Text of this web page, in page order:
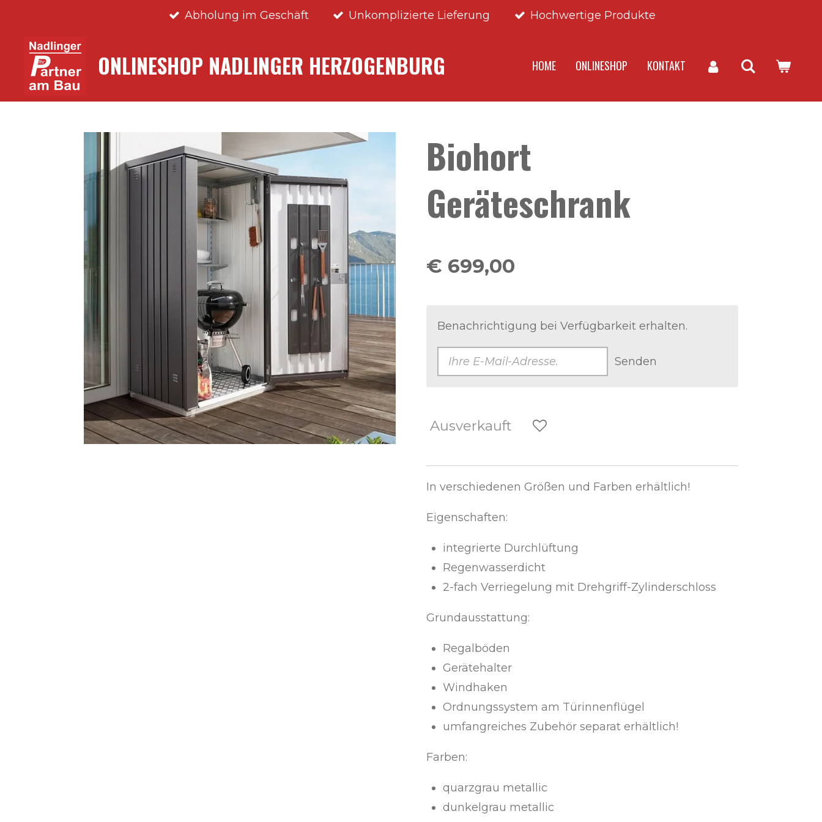
springen
Abholung im Geschäft Unkomplizierte Lieferung Hochwertige Produkte
ONLINESHOP NADLINGER HERZOGENBURG HOME ONLINESHOP KONTAKT
Biohort
Geräteschrank
€ 699,00
Benachrichtigung bei Verfügbarkeit erhalten.
Senden
Ausverkauft
In verschiedenen Größen und Farben erhältlich!
Eigenschaften:
integrierte Durchlüftung
Regenwasserdicht
2-fach Verriegelung mit Drehgriff-Zylinderschloss
Grundausstattung:
Regalböden
Gerätehalter
Windhaken
Ordnungssystem am Türinnenflügel
umfangreiches Zubehör separat erhältlich!
Farben:
quarzgrau metallic
dunkelgrau metallic